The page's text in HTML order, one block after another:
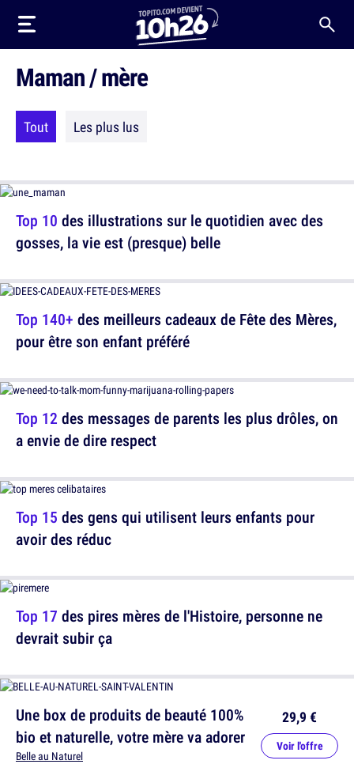
Maman / mère
Tout Les plus lus
Top 10 des illustrations sur le quotidien avec des
gosses, la vie est (presque) belle
Top 140+ des meilleurs cadeaux de Fête des Mères,
pour être son enfant préféré
Top 15 des gens qui utilisent leurs enfants pour
avoir des réduc
Une box de produits de beauté 100%
bio et naturelle, votre mère va adorer
Belle au Naturel
29,9 €
Voir l'offre
Top 12 des messages de parents les plus drôles, on
a envie de dire respect
Top 17 des pires mères de l'Histoire, personne ne
devrait subir ça